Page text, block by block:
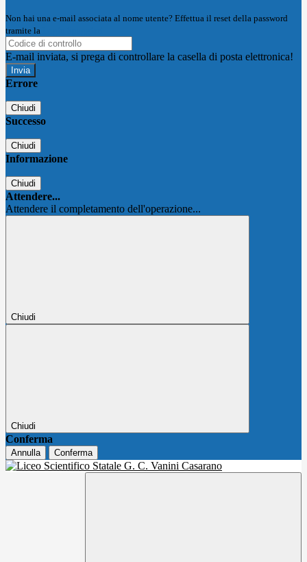
Non hai una e-mail associata al nome utente? Effettua il reset della password
tramite la
E-mail inviata, si prega di controllare la casella di posta elettronica!
Errore
Chiudi
Successo
Chiudi
Informazione
Chiudi
Attendere...
Attendere il completamento dell'operazione...
Chiudi
Chiudi
Conferma
Annulla Conferma